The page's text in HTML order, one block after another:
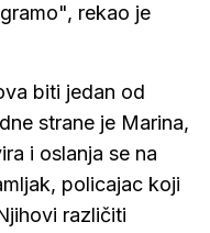
rekao je
biti jedan od
strane je Marina,
i oslanja se na
policajac koji
različiti